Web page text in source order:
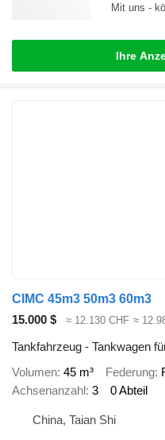
Mit uns -
Ihre
CIMC 45m3 50m3 60m3
15.000 $
≈ 12.130 CHF ≈
Tankfahrzeug - Tankwagen
Volumen 45 m³ Federung
Achsenanzahl 3 0 Abteil
China, Taian Shi